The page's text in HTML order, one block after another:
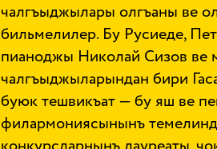
чалгъыджылары олгъаны ве
бильмелилер. Бу Русиеде,
пианоджы Николай Сизов ве
чалгъыджыларындан бири
буюк тешвикъат — бу яш ве
филармониясынынъ